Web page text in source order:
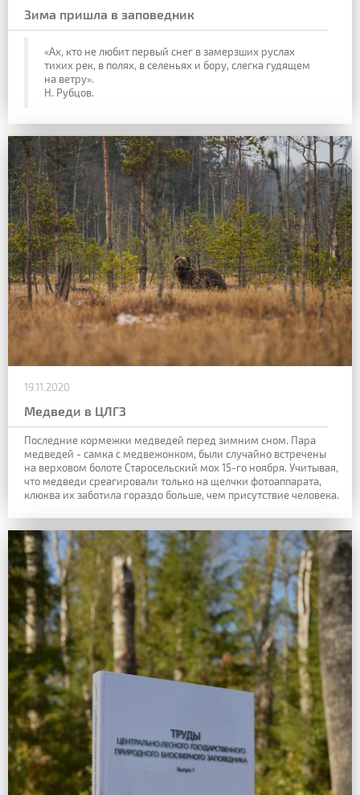
Зима пришла в заповедник
«Ах, кто не любит первый снег в замерзших руслах
тихих рек, в полях, в селеньях и бору, слегка гудящем
на ветру».
Н. Рубцов.
19.11.2020
Медведи в ЦЛГЗ
Последние кормежки медведей перед зимним сном. Пара
медведей - самка с медвежонком, были случайно встречены
на верховом болоте Старосельский мох 15-го ноября. Учитывая,
что медведи среагировали только на щелчки фотоаппарата,
клюква их заботила гораздо больше, чем присутствие человека.